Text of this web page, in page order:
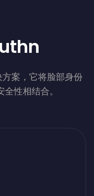
案，它将脸部身份
性相结合。